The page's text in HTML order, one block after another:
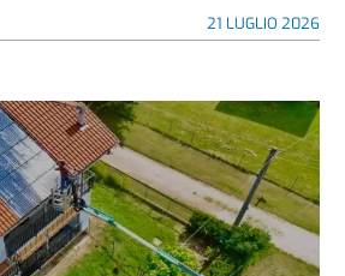
21 LUGLIO 2026